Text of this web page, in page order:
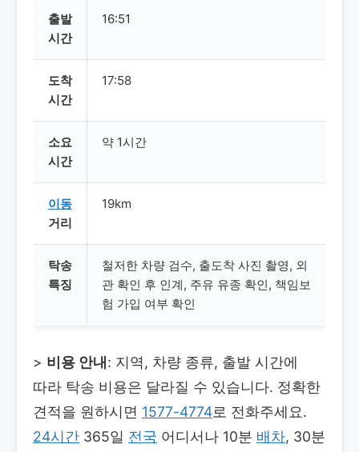
출발
시간
16:51
도착
시간
17:58
소요
시간
약 1시간
이동
거리
19km
탁송
특징
철저한 차량 검수, 출도착 사진 촬영, 외
관 확인 후 인계, 주유 유종 확인, 책임보
험 가입 여부 확인
> 비용 안내 : 지역, 차량 종류, 출발 시간에
따라 탁송 비용은 달라질 수 있습니다. 정확한
견적을 원하시면 1577-4774로 전화주세요.
24시간 365일 전국 어디서나 10분 배차, 30분